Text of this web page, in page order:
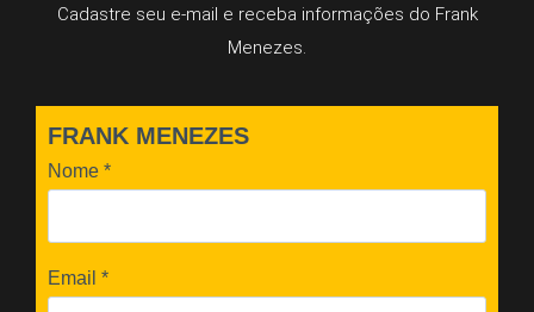
Cadastre seu e-mail e receba informações do Frank
Menezes.
FRANK MENEZES
Nome *
Email *